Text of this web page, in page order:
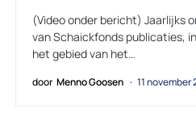
(Video onder bericht) Jaarlijks
van Schaickfonds publicaties,
het gebied van het…
door Menno Goosen 11 november